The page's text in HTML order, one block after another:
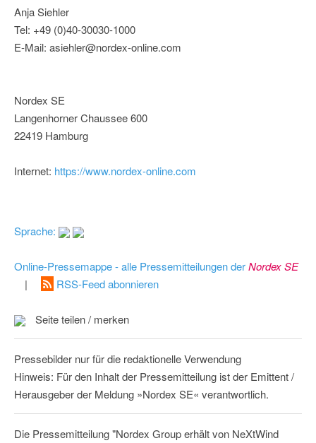
Anja Siehler
Tel: +49 (0)40-30030-1000
E-Mail: asiehler@nordex-online.com
Nordex SE
Langenhorner Chaussee 600
22419 Hamburg
Internet: https://www.nordex-online.com
Sprache:
Online-Pressemappe - alle Pressemitteilungen derNordex SE
|
RSS-Feed abonnieren
Seite teilen / merken
Pressebilder nur für die redaktionelle Verwendung
Hinweis: Für den Inhalt der Pressemitteilung ist der Emittent /
Herausgeber der Meldung »Nordex SE« verantwortlich.
Die Pressemitteilung "Nordex Group erhält von NeXtWind